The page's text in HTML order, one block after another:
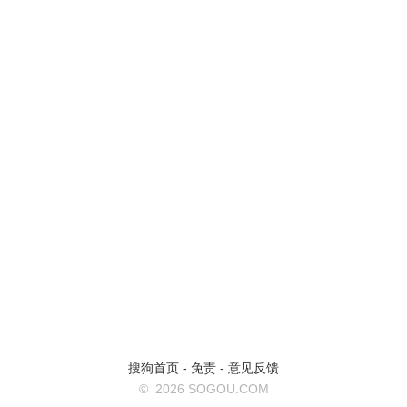
搜狗首页 - 免责 - 意见反馈
© 2026 SOGOU.COM